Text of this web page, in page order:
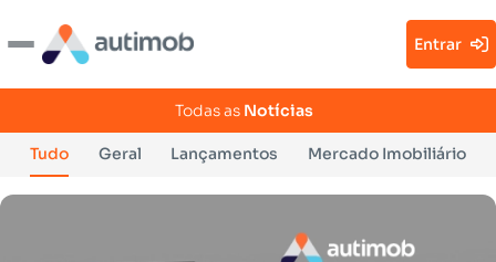
Entrar
Todas as Notícias
Tudo Geral Lançamentos Mercado Imobiliário